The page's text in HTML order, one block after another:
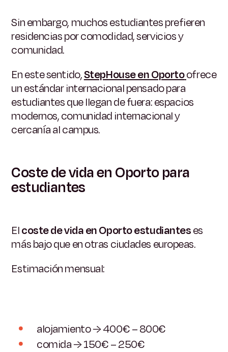
Sin embargo, muchos estudiantes prefieren
residencias por comodidad, servicios y
comunidad.
En este sentido,StepHouse en Oportoofrece
un estándar internacional pensado para
estudiantes que llegan de fuera: espacios
modernos, comunidad internacional y
cercanía al campus.
Coste de vida en Oporto para
estudiantes
Elcoste de vida en Oporto estudianteses
más bajo que en otras ciudades europeas.
Estimación mensual:
alojamiento → 400€ – 800€
comida → 150€ – 250€